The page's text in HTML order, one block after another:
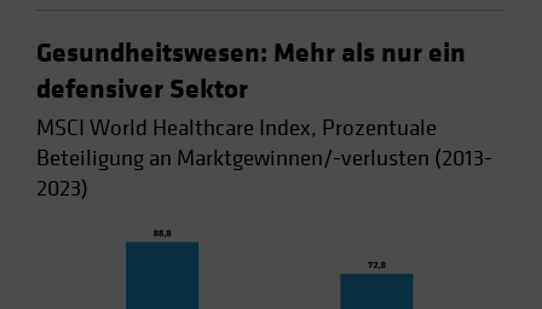
Gesundheitswesen: Mehr als nur ein
defensiver Sektor
MSCI World Healthcare Index, Prozentuale
Beteiligung an Marktgewinnen/-verlusten (2013-
2023)